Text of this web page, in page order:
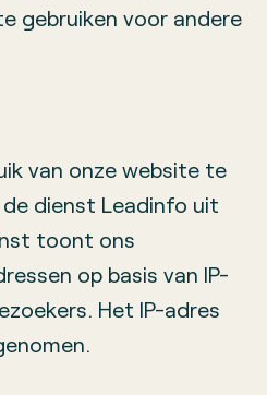
gebruiken voor andere
van onze website te
dienst Leadinfo uit
toont ons
op basis van IP-
Het IP-adres